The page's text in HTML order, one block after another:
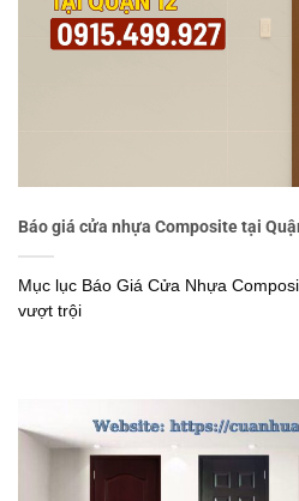
Báo giá cửa nhựa Composite tại
Mục lục Báo Giá Cửa Nhựa
vượt trội